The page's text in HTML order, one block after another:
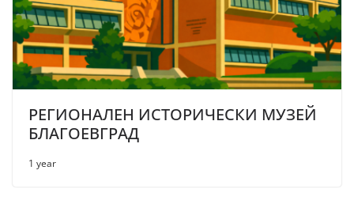
РЕГИОНАЛЕН ИСТОРИЧЕСКИ МУЗЕЙ
БЛАГОЕВГРАД
1 year